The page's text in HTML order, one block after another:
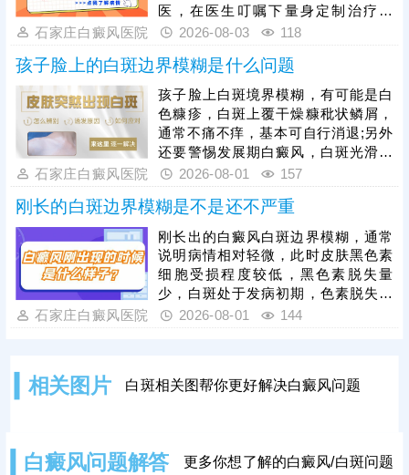
医，在医生叮嘱下量身定制治疗方
案，一人一方，个性化祛白，助力病
光，如美国进口308准分子激光，促
进黑色素细胞恢复活性和正常功能，
令表皮黑色素再生，提升祛白速度。
治疗过程中还需加强护理，避免外界
不良因素刺激，稳定自身免疫，防治
结合，全面令病情好转。
石家庄白癜风医院 2026-08-03 118
孩子脸上的白斑边界模糊是什么问题
孩子脸上白斑境界模糊，有可能是白
色糠疹，白斑上覆干燥糠秕状鳞屑，
通常不痛不痒，基本可自行消退;另外
还要警惕发展期白癜风，白斑光滑平
坦，形状各异，白斑边缘模糊可能伴
随向外扩张、面积变大、颜色更白等
情况。发现孩子脸上有白斑，建议先
做检查，分析白斑是什么，了解白斑
病情。诊断清楚再遵医嘱对症用药，
祛白效果更有保障。
石家庄白癜风医院 2026-08-01 157
刚长的白斑边界模糊是不是还不严重
刚长出的白癜风白斑边界模糊，通常
说明病情相对轻微，此时皮肤黑色素
细胞受损程度较低，黑色素脱失量
少，白斑处于发病初期，色素脱失尚
未完全固化，是治疗的黄金阶段。但
响，黑色素细胞损伤会持续加重，白
度。因此，发现初期模糊白斑需高度
石家庄白癜风医院 2026-08-01 144
相关图片 白斑相关图帮你更好解决白癜风问题
白癜风问题解答 更多你想了解的白癜风/白斑问题